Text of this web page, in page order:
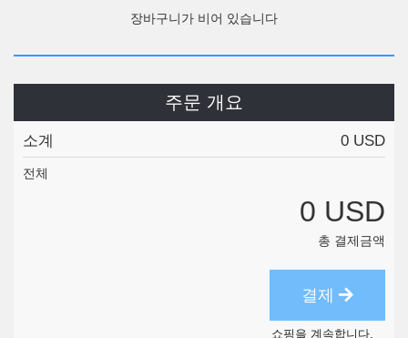
장바구니가 비어 있습니다
주문 개요
소계 0 USD
전체
0 USD
총 결제금액
결제
쇼핑을 계속합니다.